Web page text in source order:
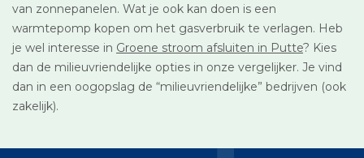
van zonnepanelen. Wat je ook kan doen is een
warmtepomp kopen om het gasverbruik te verlagen. Heb
je wel interesse in Groene stroom afsluiten in Putte? Kies
dan de milieuvriendelijke opties in onze vergelijker. Je vind
dan in een oogopslag de “milieuvriendelijke” bedrijven (ook
zakelijk).